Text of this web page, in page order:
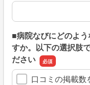
上記のように回答さ
■病院なびにどのよ
すか。以下の選択肢
ださい
口コミの掲載数